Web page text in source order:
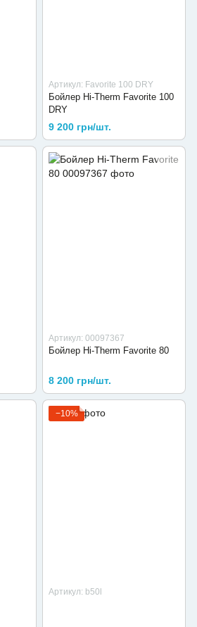
Артикул: Favorite 100 DRY
Бойлер Hi-Therm Favorite 100
DRY
9 200 грн/шт.
Артикул: 00097367
Бойлер Hi-Therm Favorite 80
8 200 грн/шт.
−10%
Артикул: b50l